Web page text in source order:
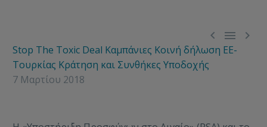
  
Stop The Toxic Deal Καμπάνιες Κοινή δήλωση ΕΕ-
Τουρκίας Κράτηση και Συνθήκες Υποδοχής
7 Μαρτίου 2018